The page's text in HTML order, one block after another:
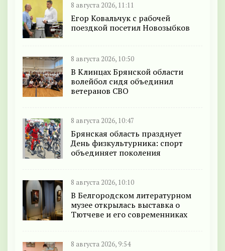
8 августа 2026, 11:11
Егор Ковальчук с рабочей
поездкой посетил Новозыбков
8 августа 2026, 10:50
В Клинцах Брянской области
волейбол сидя объединил
ветеранов СВО
8 августа 2026, 10:47
Брянская область празднует
День физкультурника: спорт
объединяет поколения
8 августа 2026, 10:10
В Белгородском литературном
музее открылась выставка о
Тютчеве и его современниках
8 августа 2026, 9:54